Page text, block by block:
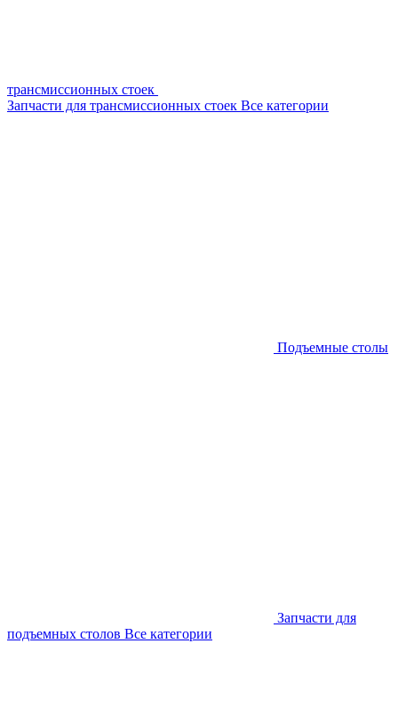
трансмиссионных стоек
Запчасти для трансмиссионных стоек Все категории
Подъемные столы
Запчасти для
подъемных столов Все категории